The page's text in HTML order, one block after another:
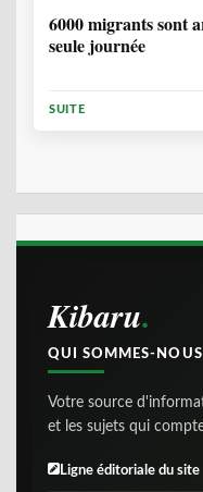
6000 migrants sont
seule journée
SUITE
Kibaru
QUI SOMMES-NOUS
Votre source
et les sujets qui
Ligne éditoriale du site